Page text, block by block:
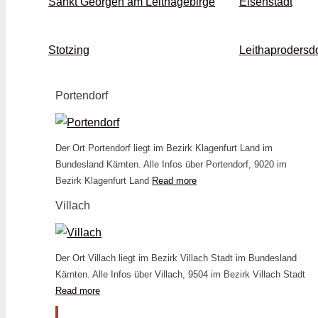
Stotzing
Portendorf
Der Ort Portendorf liegt im Bezirk Klagenfurt Land im
Bundesland Kärnten. Alle Infos über Portendorf, 9020 im
Bezirk Klagenfurt Land Read more
Villach
Der Ort Villach liegt im Bezirk Villach Stadt im Bundesland
Kärnten. Alle Infos über Villach, 9504 im Bezirk Villach Stadt
Read more